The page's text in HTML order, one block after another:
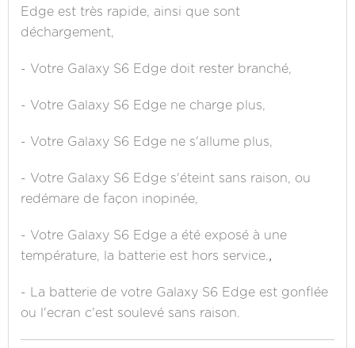
Edge est très rapide, ainsi que sont
déchargement,
- Votre Galaxy S6 Edge doit rester branché,
- Votre Galaxy S6 Edge ne charge plus,
- Votre Galaxy S6 Edge ne s'allume plus,
- Votre Galaxy S6 Edge s'éteint sans raison, ou
redémare de façon inopinée,
- Votre Galaxy S6 Edge a été exposé à une
température, la batterie est hors service.,
- La batterie de votre Galaxy S6 Edge est gonflée
ou l'ecran c'est soulevé sans raison.